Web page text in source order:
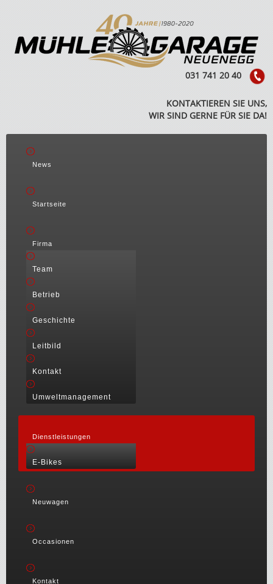
031 741 20 40
KONTAKTIEREN SIE UNS,
WIR SIND GERNE FÜR SIE DA!
News
Startseite
Firma
Team
Betrieb
Geschichte
Leitbild
Kontakt
Umweltmanagement
Dienstleistungen
E-Bikes
Neuwagen
Occasionen
Kontakt